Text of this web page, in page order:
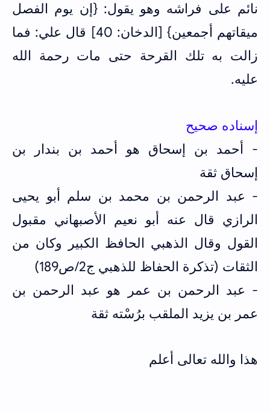
نائم على فراشه وهو يقول: {إن يوم الفصل
ميقاتهم أجمعين} [الدخان: 40] قال علي: فما
زالت به تلك القرحة حتى مات رحمة الله
عليه.
إسناده صحيح
- أحمد بن إسحاق هو أحمد بن بندار بن
إسحاق ثقة
- عبد الرحمن بن محمد بن سلم أبو يحيى
الرازي قال عنه أبو نعيم الأصبهاني مقبول
القول وقال الذهبي الحافظ الكبير وكان من
الثقات (تذكرة الحفاظ للذهبي ج2/ص189)
- عبد الرحمن بن عمر هو عبد الرحمن بن
عمر بن يزيد الملقب برُسْته ثقة
هذا والله تعالى أعلم